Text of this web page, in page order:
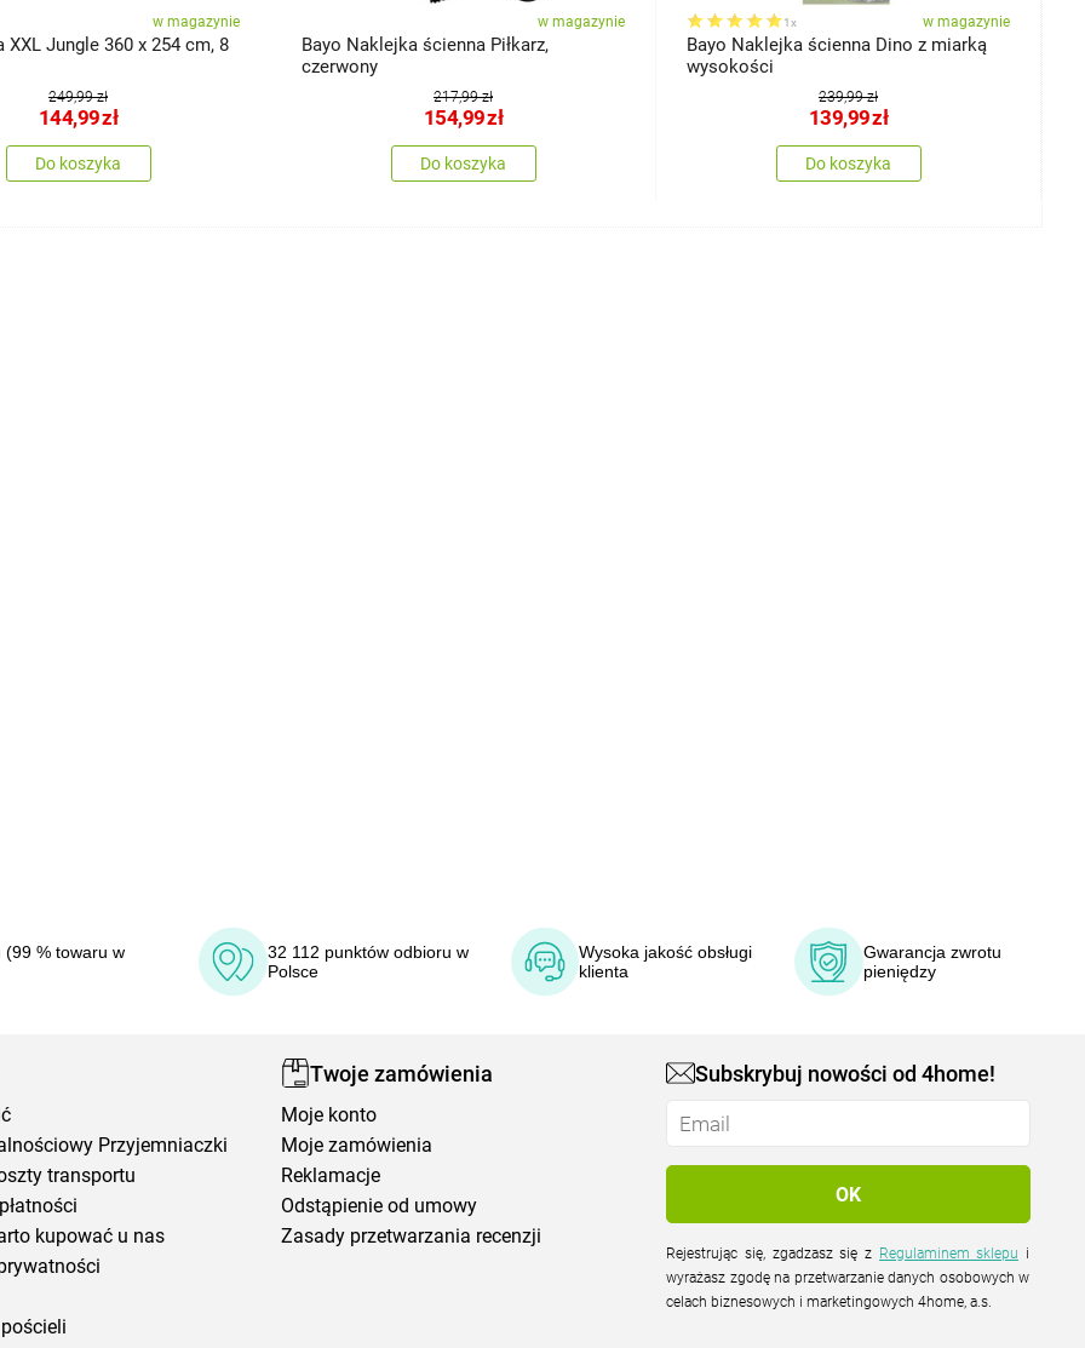
w magazynie
XXL Jungle 360 x 254 cm, 8
249,99 zł
144,99zł
Do koszyka
w magazynie
Bayo Naklejka ścienna Piłkarz,
czerwony
217,99 zł
154,99zł
Do koszyka
1x w magazynie
Bayo Naklejka ścienna Dino z miarką
wysokości
239,99 zł
139,99zł
Do koszyka
(99 % towaru w
32 112 punktów odbioru w
Polsce
Wysoka jakość obsługi
klienta
Gwarancja zwrotu
pieniędzy
Przyjemniaczki
transportu
kupować u nas
Twoje zamówienia
Moje konto
Moje zamówienia
Reklamacje
Odstąpienie od umowy
Zasady przetwarzania recenzji
Subskrybuj nowości od 4home!
Rejestrując się, zgadzasz się z Regulaminem sklepu
wyrażasz zgodę na przetwarzanie danych osobowych w
celach biznesowych i marketingowych 4home, a.s.